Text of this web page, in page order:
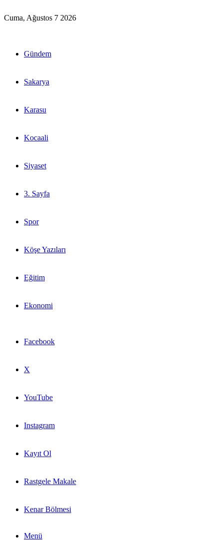
Cuma, Ağustos 7 2026
Gündem
Sakarya
Karasu
Kocaali
Siyaset
3. Sayfa
Spor
Köşe Yazıları
Eğitim
Ekonomi
Facebook
X
YouTube
Instagram
Kayıt Ol
Rastgele Makale
Kenar Bölmesi
Menü